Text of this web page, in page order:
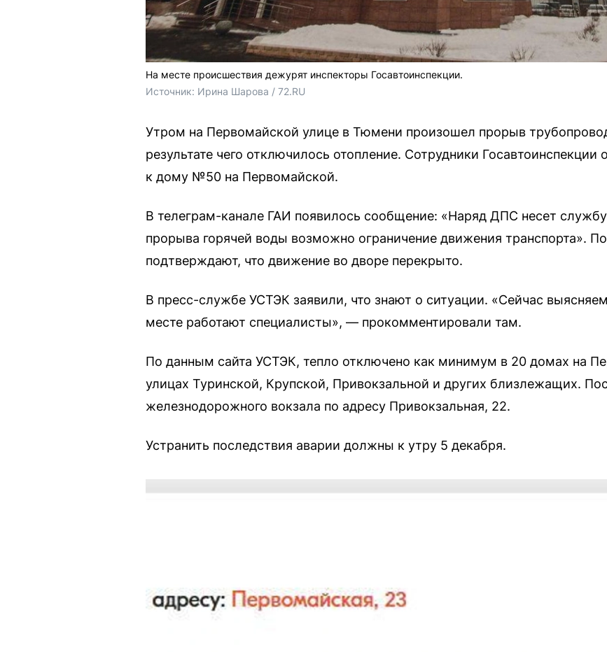
На месте происшествия дежурят инспекторы Госавтоинспекции.
Источник: Ирина Шарова / 72.RU
Утром на Первомайской улице в Тюмени произошел прорыв
результате чего отключилось отопление. Сотрудники
к дому №50 на Первомайской.
В телеграм-канале ГАИ появилось сообщение: «Наряд ДПС несет
прорыва горячей воды возможно ограничение движения транспорта».
подтверждают, что движение во дворе перекрыто.
В пресс-службе УСТЭК заявили, что знают о ситуации. «Сейчас
месте работают специалисты», — прокомментировали там.
По данным сайта УСТЭК, тепло отключено как минимум в 20 домах на
улицах Туринской, Крупской, Привокзальной и других близлежащих.
железнодорожного вокзала по адресу Привокзальная, 22.
Устранить последствия аварии должны к утру 5 декабря.